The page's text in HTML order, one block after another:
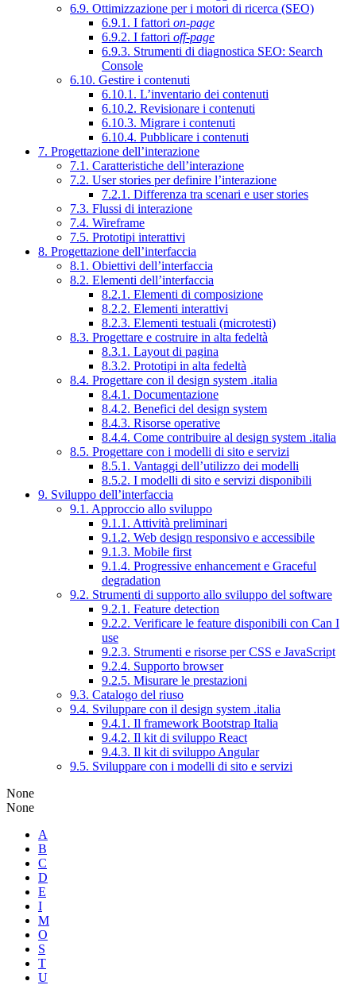
6.9. Ottimizzazione per i motori di ricerca (SEO)
6.9.1. I fattori on-page
6.9.2. I fattori off-page
6.9.3. Strumenti di diagnostica SEO: Search
Console
6.10. Gestire i contenuti
6.10.1. L’inventario dei contenuti
6.10.2. Revisionare i contenuti
6.10.3. Migrare i contenuti
6.10.4. Pubblicare i contenuti
7. Progettazione dell’interazione
7.1. Caratteristiche dell’interazione
7.2. User stories per definire l’interazione
7.2.1. Differenza tra scenari e user stories
7.3. Flussi di interazione
7.4. Wireframe
7.5. Prototipi interattivi
8. Progettazione dell’interfaccia
8.1. Obiettivi dell’interfaccia
8.2. Elementi dell’interfaccia
8.2.1. Elementi di composizione
8.2.2. Elementi interattivi
8.2.3. Elementi testuali (microtesti)
8.3. Progettare e costruire in alta fedeltà
8.3.1. Layout di pagina
8.3.2. Prototipi in alta fedeltà
8.4. Progettare con il design system .italia
8.4.1. Documentazione
8.4.2. Benefici del design system
8.4.3. Risorse operative
8.4.4. Come contribuire al design system .italia
8.5. Progettare con i modelli di sito e servizi
8.5.1. Vantaggi dell’utilizzo dei modelli
8.5.2. I modelli di sito e servizi disponibili
9. Sviluppo dell’interfaccia
9.1. Approccio allo sviluppo
9.1.1. Attività preliminari
9.1.2. Web design responsivo e accessibile
9.1.3. Mobile first
9.1.4. Progressive enhancement e Graceful
degradation
9.2. Strumenti di supporto allo sviluppo del software
9.2.1. Feature detection
9.2.2. Verificare le feature disponibili con Can I
use
9.2.3. Strumenti e risorse per CSS e JavaScript
9.2.4. Supporto browser
9.2.5. Misurare le prestazioni
9.3. Catalogo del riuso
9.4. Sviluppare con il design system .italia
9.4.1. Il framework Bootstrap Italia
9.4.2. Il kit di sviluppo React
9.4.3. Il kit di sviluppo Angular
9.5. Sviluppare con i modelli di sito e servizi
None
None
A
B
C
D
E
I
M
O
S
T
U